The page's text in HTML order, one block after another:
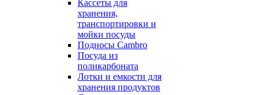
Кассеты для
хранения,
транспортировки и
мойки посуды
Подносы Cambro
Посуда из
поликарбоната
Лотки и емкости для
хранения продуктов